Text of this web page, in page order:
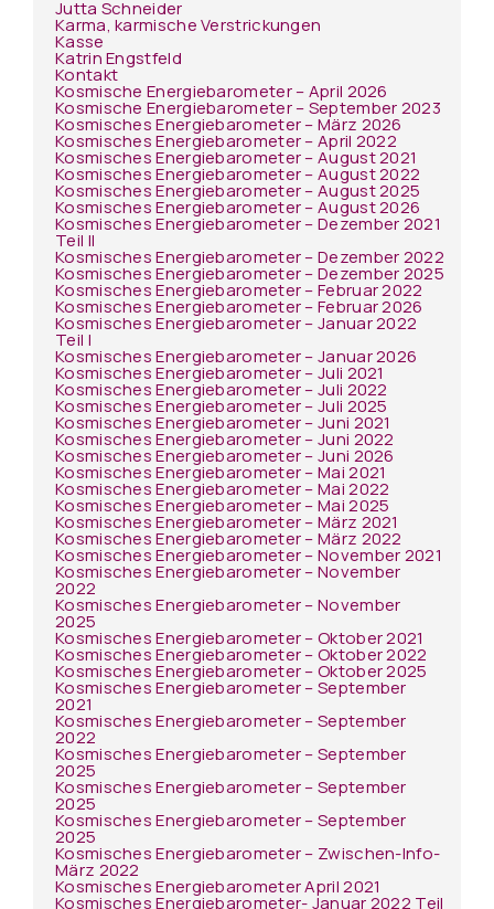
Jutta Schneider
Karma, karmische Verstrickungen
Kasse
Katrin Engstfeld
Kontakt
Kosmische Energiebarometer – April 2026
Kosmische Energiebarometer – September 2023
Kosmisches Energiebarometer – März 2026
Kosmisches Energiebarometer – April 2022
Kosmisches Energiebarometer – August 2021
Kosmisches Energiebarometer – August 2022
Kosmisches Energiebarometer – August 2025
Kosmisches Energiebarometer – August 2026
Kosmisches Energiebarometer – Dezember 2021
Teil II
Kosmisches Energiebarometer – Dezember 2022
Kosmisches Energiebarometer – Dezember 2025
Kosmisches Energiebarometer – Februar 2022
Kosmisches Energiebarometer – Februar 2026
Kosmisches Energiebarometer – Januar 2022
Teil I
Kosmisches Energiebarometer – Januar 2026
Kosmisches Energiebarometer – Juli 2021
Kosmisches Energiebarometer – Juli 2022
Kosmisches Energiebarometer – Juli 2025
Kosmisches Energiebarometer – Juni 2021
Kosmisches Energiebarometer – Juni 2022
Kosmisches Energiebarometer – Juni 2026
Kosmisches Energiebarometer – Mai 2021
Kosmisches Energiebarometer – Mai 2022
Kosmisches Energiebarometer – Mai 2025
Kosmisches Energiebarometer – März 2021
Kosmisches Energiebarometer – März 2022
Kosmisches Energiebarometer – November 2021
Kosmisches Energiebarometer – November
2022
Kosmisches Energiebarometer – November
2025
Kosmisches Energiebarometer – Oktober 2021
Kosmisches Energiebarometer – Oktober 2022
Kosmisches Energiebarometer – Oktober 2025
Kosmisches Energiebarometer – September
2021
Kosmisches Energiebarometer – September
2022
Kosmisches Energiebarometer – September
2025
Kosmisches Energiebarometer – September
2025
Kosmisches Energiebarometer – September
2025
Kosmisches Energiebarometer – Zwischen-Info-
März 2022
Kosmisches Energiebarometer April 2021
Kosmisches Energiebarometer- Januar 2022 Teil